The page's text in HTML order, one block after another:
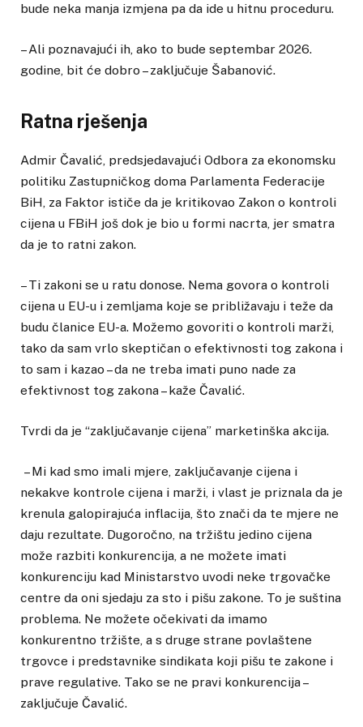
bude neka manja izmjena pa da ide u hitnu proceduru.
– Ali poznavajući ih, ako to bude septembar 2026.
godine, bit će dobro – zaključuje Šabanović.
Ratna rješenja
Admir Čavalić, predsjedavajući Odbora za ekonomsku
politiku Zastupničkog doma Parlamenta Federacije
BiH, za Faktor ističe da je kritikovao Zakon o kontroli
cijena u FBiH još dok je bio u formi nacrta, jer smatra
da je to ratni zakon.
– Ti zakoni se u ratu donose. Nema govora o kontroli
cijena u EU-u i zemljama koje se približavaju i teže da
budu članice EU-a. Možemo govoriti o kontroli marži,
tako da sam vrlo skeptičan o efektivnosti tog zakona i
to sam i kazao – da ne treba imati puno nade za
efektivnost tog zakona – kaže Čavalić.
Tvrdi da je “zaključavanje cijena” marketinška akcija.
– Mi kad smo imali mjere, zaključavanje cijena i
nekakve kontrole cijena i marži, i vlast je priznala da je
krenula galopirajuća inflacija, što znači da te mjere ne
daju rezultate. Dugoročno, na tržištu jedino cijena
može razbiti konkurencija, a ne možete imati
konkurenciju kad Ministarstvo uvodi neke trgovačke
centre da oni sjedaju za sto i pišu zakone. To je suština
problema. Ne možete očekivati da imamo
konkurentno tržište, a s druge strane povlaštene
trgovce i predstavnike sindikata koji pišu te zakone i
prave regulative. Tako se ne pravi konkurencija –
zaključuje Čavalić.